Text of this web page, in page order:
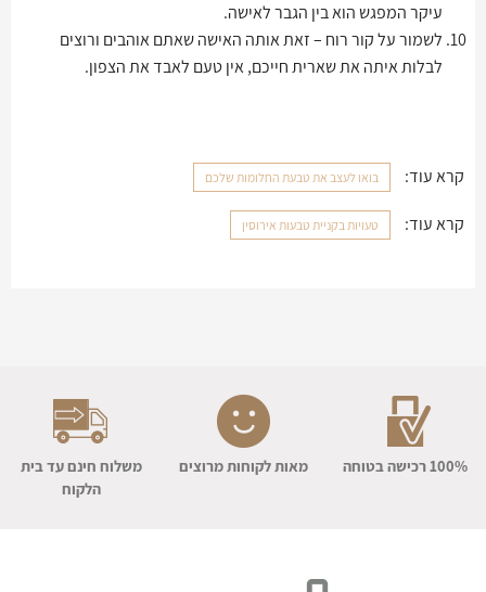
עיקר המפגש הוא בין הגבר לאישה.
לשמור על קור רוח – זאת אותה האישה שאתם אוהבים ורוצים
לבלות איתה את שארית חייכם, אין טעם לאבד את הצפון.
קרא עוד: בואו לעצב את טבעת החלומות שלכם
קרא עוד: טעויות בקניית טבעות אירוסין
100% רכישה בטוחה מאות לקוחות מרוצים
משלוח חינם עד בית
הלקוח